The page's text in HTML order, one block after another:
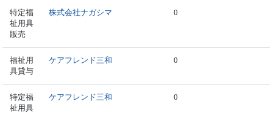
特定福
祉用具
販売
株式会社ナガシマ 0
福祉用
具貸与
ケアフレンド三和 0
特定福
祉用具
ケアフレンド三和 0